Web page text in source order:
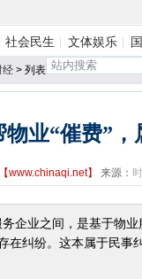
社会民生 文体娱乐
经 > 列表
业“催费”，
【www.chinaqi.net】 来源：
业之间，是基于物业
在纠纷。这本属于民事